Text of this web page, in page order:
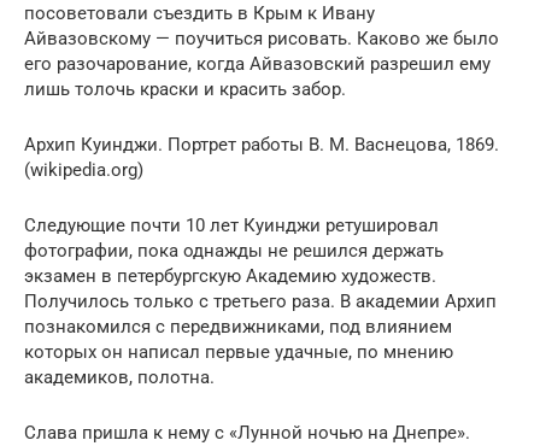
посоветовали съездить в Крым к Ивану
Айвазовскому — поучиться рисовать. Каково же было
его разочарование, когда Айвазовский разрешил ему
лишь толочь краски и красить забор.
Архип Куинджи. Портрет работы В. М. Васнецова, 1869.
(wikipedia.org)
Следующие почти 10 лет Куинджи ретушировал
фотографии, пока однажды не решился держать
экзамен в петербургскую Академию художеств.
Получилось только с третьего раза. В академии Архип
познакомился с передвижниками, под влиянием
которых он написал первые удачные, по мнению
академиков, полотна.
Слава пришла к нему с «Лунной ночью на Днепре».